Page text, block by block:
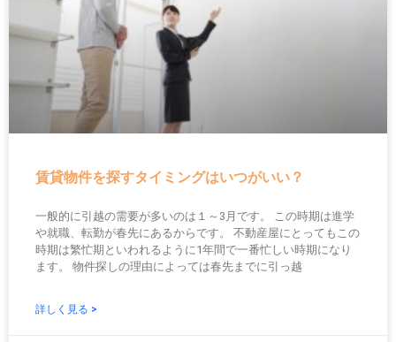
賃貸物件を探すタイミングはいつがいい？
一般的に引越の需要が多いのは１～3月です。 この時期は進学
や就職、転勤が春先にあるからです。 不動産屋にとってもこの
時期は繁忙期といわれるように1年間で一番忙しい時期になり
ます。 物件探しの理由によっては春先までに引っ越
詳しく見る >